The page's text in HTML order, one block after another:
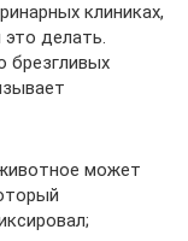
клиниках,
делать.
брезгливых
может